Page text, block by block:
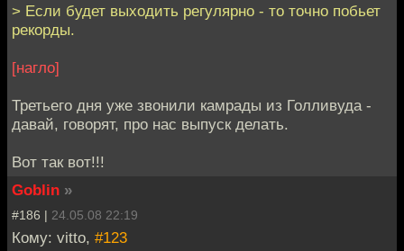
> Если будет выходить регулярно - то точно побьет
рекорды.
[нагло]
Третьего дня уже звонили камрады из Голливуда -
давай, говорят, про нас выпуск делать.
Вот так вот!!!
Goblin »
#186 | 24.05.08 22:19
Кому: vitto, #123